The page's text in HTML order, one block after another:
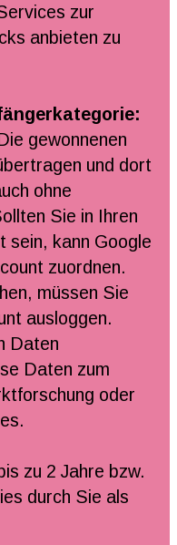
zur
anbieten zu
gewonnenen
und dort
ohne
Sie in Ihren
sein, kann Google
zuordnen.
müssen Sie
ausloggen.
Daten
Daten zum
oder
zu 2 Jahre bzw.
durch Sie als